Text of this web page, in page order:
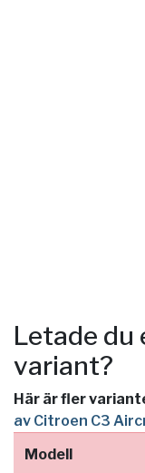
Letade du
variant?
Här är fler
av Citroen C3
Modell